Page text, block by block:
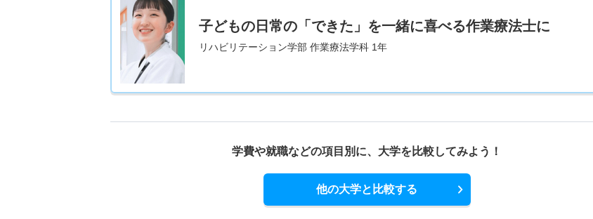
子どもの日常の「できた」を一緒に喜べる作業療法士に
リハビリテーション学部 作業療法学科 1年
学費や就職などの項目別に、 大学を比較してみよう！
他の大学と比較する